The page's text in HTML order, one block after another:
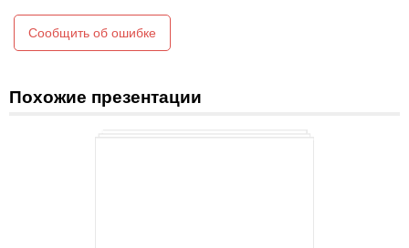
Сообщить об ошибке
Похожие презентации